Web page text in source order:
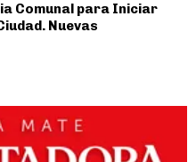
Comunal para Iniciar
Nuevas